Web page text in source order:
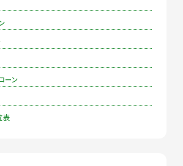
ーン
表